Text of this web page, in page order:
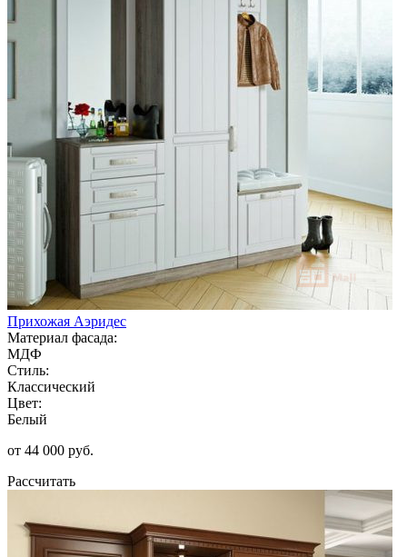
Прихожая Аэридес
Материал фасада:
МДФ
Стиль:
Классический
Цвет:
Белый
от 44 000 руб.
Рассчитать